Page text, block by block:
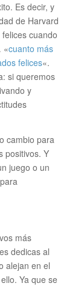
Es decir, y
de Harvard
cuando
«cuanto más
felices«.
si queremos
y
cambio para
positivos. Y
juego o un
más
dedicas al
alejan en el
Ya que se